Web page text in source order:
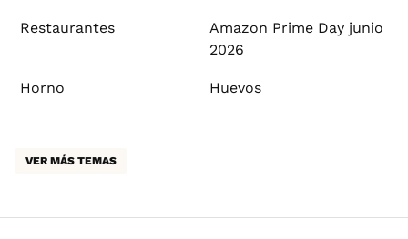
Restaurantes
Amazon Prime Day junio
2026
Horno Huevos
VER MÁS TEMAS